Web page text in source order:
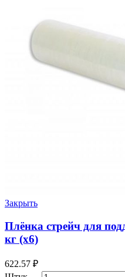
Закрыть
Плёнка стрейч для
кг (х6)
622.57 ₽